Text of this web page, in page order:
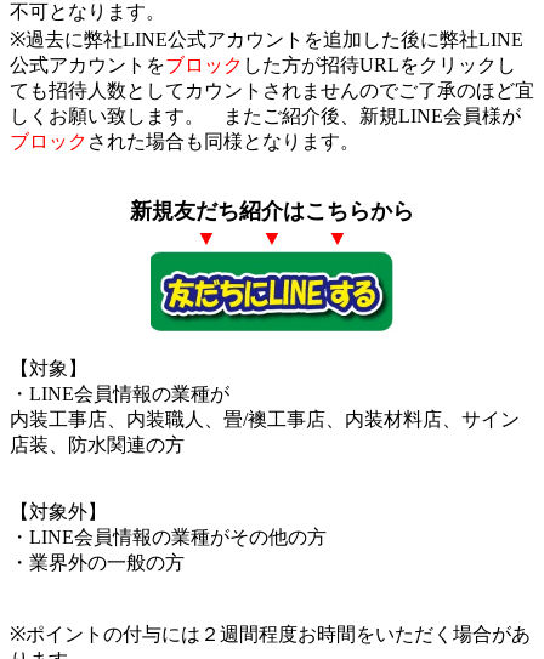
不可となります。
※過去に弊社LINE公式アカウントを追加した後に弊社LINE
公式アカウントをブロック した方が招待URLをクリックし
ても招待人数としてカウントされませんのでご了承のほど宜
しくお願い致します。
またご紹介後、新規LINE会員様が
ブロック された場合も同様となります。
新規友だち紹介はこちらから
▼ ▼ ▼
【対象】
・LINE会員情報の業種が
内装工事店、内装職人、畳/襖工事店、内装材料店、サイン
店装、防水関連の方
【対象外】
・LINE会員情報の業種がその他の方
・業界外の一般の方
※ポイントの付与には２週間程度お時間をいただく場合があ